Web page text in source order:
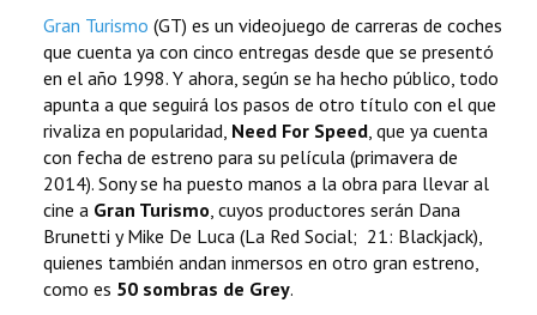
Gran Turismo (GT) es un videojuego de carreras de coches
que cuenta ya con cinco entregas desde que se presentó
en el año 1998. Y ahora, según se ha hecho público, todo
apunta a que seguirá los pasos de otro título con el que
rivaliza en popularidad, Need For Speed , que ya cuenta
con fecha de estreno para su película (primavera de
2014). Sony se ha puesto manos a la obra para llevar al
cine a Gran Turismo , cuyos productores serán Dana
Brunetti y Mike De Luca (La Red Social; 21: Blackjack),
quienes también andan inmersos en otro gran estreno,
como es 50 sombras de Grey.